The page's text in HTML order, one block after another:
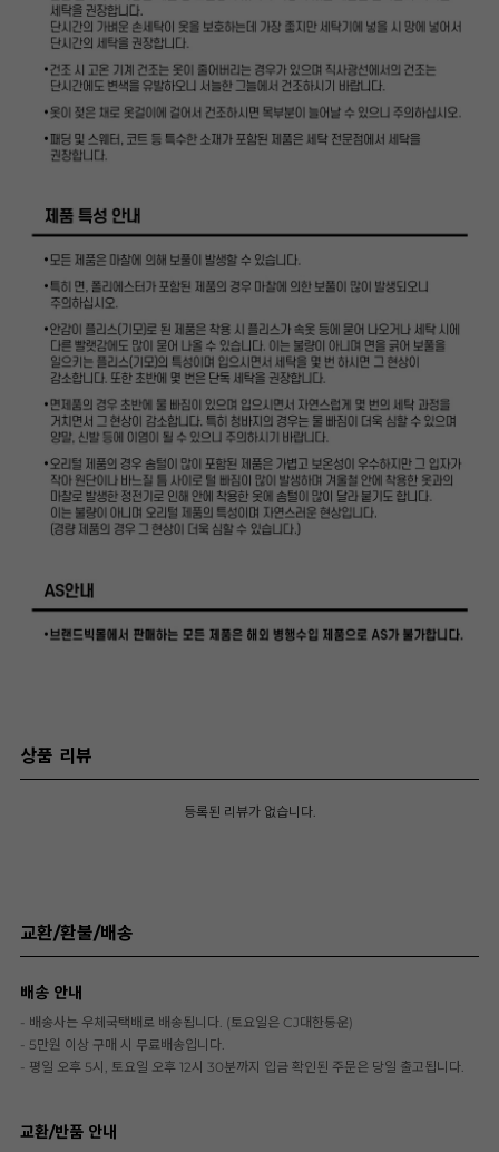
상품 리뷰
등록된 리뷰가 없습니다.
교환/환불/배송
배송 안내
- 배송사는 우체국택배로 배송됩니다. (토요일은 CJ대한통운)
- 5만원 이상 구매 시 무료배송입니다.
- 평일 오후 5시, 토요일 오후 12시 30분까지 입금 확인된 주문은 당일 출고됩니다.
교환/반품 안내